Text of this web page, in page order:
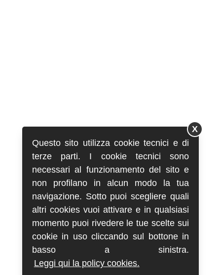
Questo sito utilizza cookie tecnici e di
terze parti. I cookie tecnici sono
necessari al funzionamento del sito e
non profilano in alcun modo la tua
navigazione. Sotto puoi scegliere quali
altri cookies vuoi attivare e in qualsiasi
momento puoi rivedere le tue scelte sui
cookie in uso cliccando sul bottone in
basso a sinistra.
Leggi qui la policy cookies.
X